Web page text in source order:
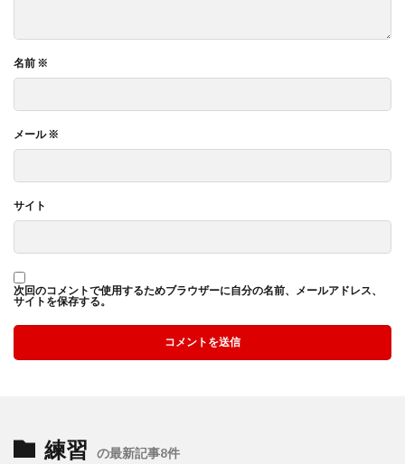
名前 ※
メール※
サイト
次回のコメントで使用するためブラウザーに自分の名前、メールアドレス、
サイトを保存する。
練習 の最新記事8件